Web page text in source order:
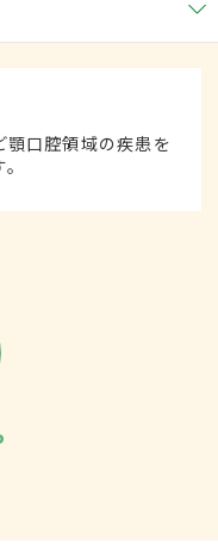
口腔領域の疾患を